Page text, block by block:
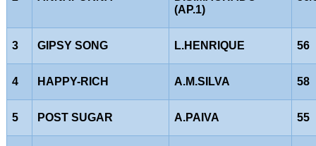
(AP.1)
3 GIPSY SONG L.HENRIQUE 56
4 HAPPY-RICH A.M.SILVA 58
5 POST SUGAR A.PAIVA 55